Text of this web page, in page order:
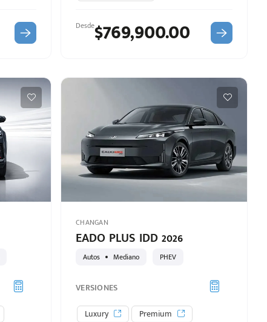
$769,900.00
Desde
EADO PLUS IDD 2026
CHANGAN
Autos Mediano PHEV
VERSIONES
Luxury
Premium